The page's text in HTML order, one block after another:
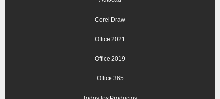
Corel Draw
Office 2021
Office 2019
Office 365